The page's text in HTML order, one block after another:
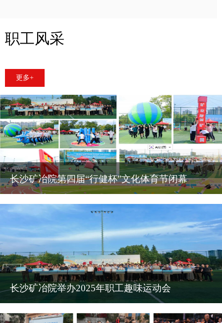
职工风采
更多+
长沙矿冶院第四届“行健杯”文化体育节闭幕
长沙矿冶院举办2025年职工趣味运动会